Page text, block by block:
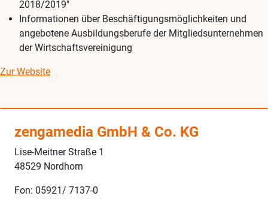
2018/2019″
Informationen über Beschäftigungsmöglichkeiten und
angebotene Ausbildungsberufe der Mitgliedsunternehmen
der Wirtschaftsvereinigung
Zur Website
zengamedia GmbH & Co. KG
Lise-Meitner Straße 1
48529 Nordhorn
Fon: 05921/ 7137-0